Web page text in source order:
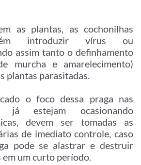
as plantas, as cochonilhas
introduzir vírus ou
assim tanto o definhamento
murcha e amarelecimento)
plantas parasitadas.
o foco dessa praga nas
já estejam ocasionando
devem ser tomadas as
de imediato controle, caso
pode se alastrar e destruir
um curto período.